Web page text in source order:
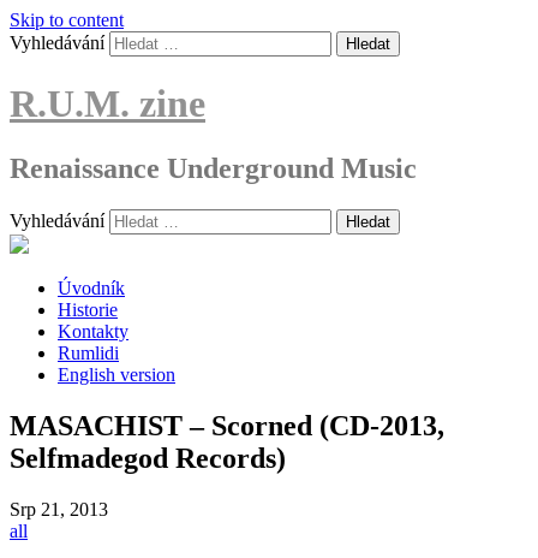
Skip to content
Vyhledávání
R.U.M. zine
Renaissance Underground Music
Vyhledávání
Úvodník
Historie
Kontakty
Rumlidi
English version
MASACHIST – Scorned (CD-2013,
Selfmadegod Records)
Srp 21, 2013
all